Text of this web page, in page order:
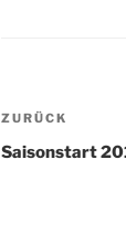
Vorheriger
Beitrag
ZURÜCK
Saisonstart